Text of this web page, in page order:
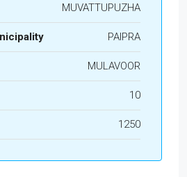
MUVATTUPUZHA
PAIPRA
MULAVOOR
10
1250